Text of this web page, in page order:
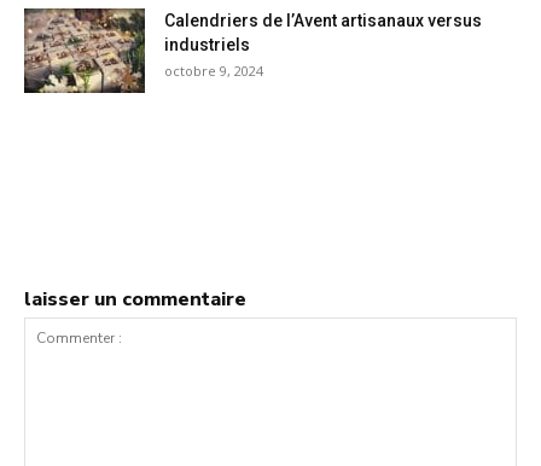
Calendriers de l’Avent artisanaux versus
industriels
octobre 9, 2024
laisser un commentaire